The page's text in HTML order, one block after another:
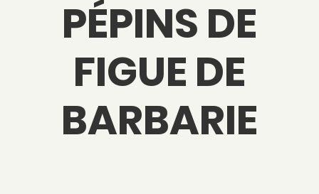
PÉPINS DE
FIGUE DE
BARBARIE